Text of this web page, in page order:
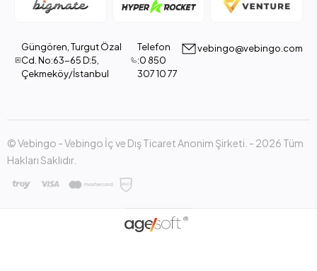
Güngören, Turgut Özal
Cd. No:63-65 D:5,
Çekmeköy/İstanbul
Telefon
:0 850
307 10 77
vebingo@vebingo.com
© Vebingo - Vebingo İç ve Dış Ticaret Anonim Şirketi. - 2026 Tüm
Hakları Saklıdır.